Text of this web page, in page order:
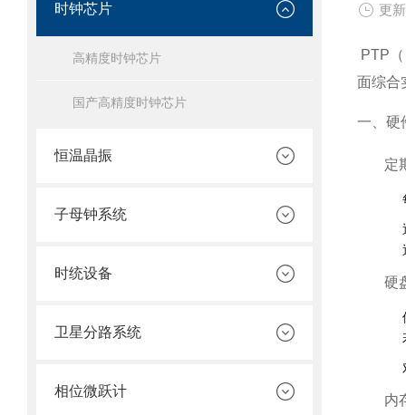
时钟芯片
高精度时钟芯片
国产高精度时钟芯片
恒温晶振
子母钟系统
时统设备
卫星分路系统
相位微跃计
更
PTP
面综合
一、硬
定
硬
内